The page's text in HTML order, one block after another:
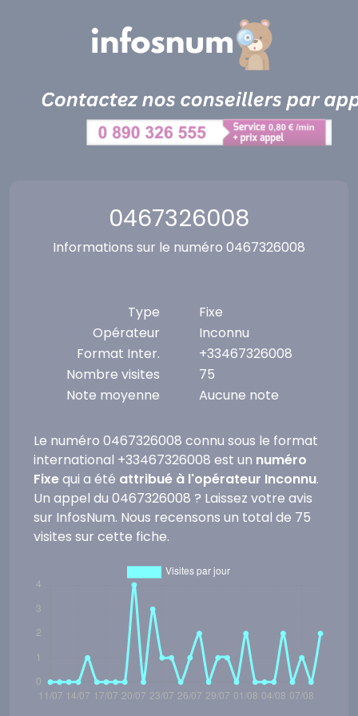
0467326008
Informations sur le numéro 0467326008
Type
Fixe
Opérateur
Inconnu
Format Inter.
+33467326008
Nombre visites
75
Note moyenne
Aucune note
Le numéro 0467326008 connu sous le format
international +33467326008 est un numéro
Fixequi a été attribué à l'opérateur Inconnu.
Un appel du 0467326008 ? Laissez votre avis
sur InfosNum. Nous recensons un total de 75
visites sur cette fiche.